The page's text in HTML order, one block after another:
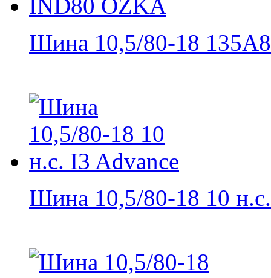
Шина 10,5/80-18
Шина 10,5/80-18 10